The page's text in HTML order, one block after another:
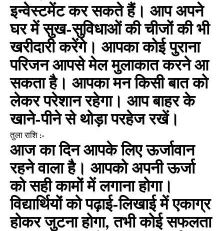
इन्वेस्टमेंट कर सकते हैं। आप अपने
घर में सुख-सुविधाओं की चीजों की भी
खरीदारी करेंगे। आपका कोई पुराना
परिजन आपसे मेल मुलाकात करने आ
सकता है। आपका मन किसी बात को
लेकर परेशान रहेगा। आप बाहर के
खाने-पीने से थोड़ा परहेज रखें।
तुला राशि :-
आज का दिन आपके लिए ऊर्जावान
रहने वाला है। आपको अपनी ऊर्जा
को सही कामों में लगाना होगा।
विद्यार्थियों को पढ़ाई-लिखाई में एकाग्र
होकर जुटना होगा, तभी कोई सफलता